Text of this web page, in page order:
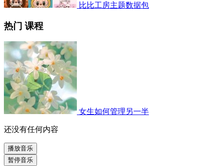
比比工房主题数据包
热门 课程
女生如何管理另一半
还没有任何内容
播放音乐
暂停音乐